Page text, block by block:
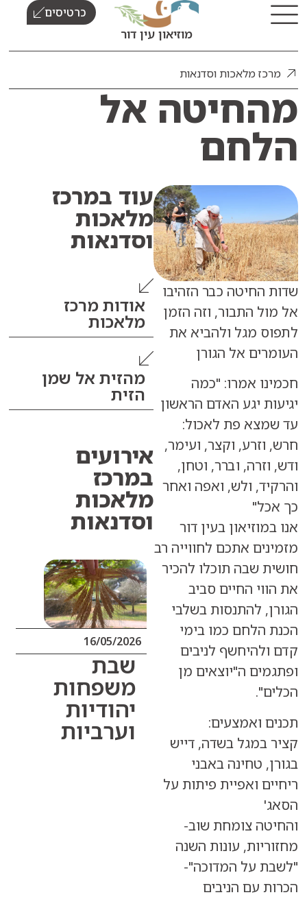
מוזיאון עין דור
כרטיסים
מלאכות וסדנאות
אל
עוד במרכז
מלאכות
וסדנאות
אודות מרכז
מלאכות
מהזית אל שמן
אירועים
במרכז
מלאכות
וסדנאות
16/05/2026
שבת
משפחות
יהודיות
וערביות
כבר הזהיבו
התבור, וזה הזמן
מגל ולהביא את
אל הגורן
אמרו: "כמה
יגע האדם הראשון
פת לאכול:
וקצר, ועימר,
וברר, וטחן,
ולש, ואפה ואחר
בעין דור
אתכם לחווייה רב
תוכלו להכיר
החיים סביב
להתנסות בשלבי
כמו בימי
לניבים
ה"יוצאים מן
בשדה, דייש
באבני
ואפיית פיתות על
צומחת שוב-
עונות השנה
על המדוכה"-
הניבים